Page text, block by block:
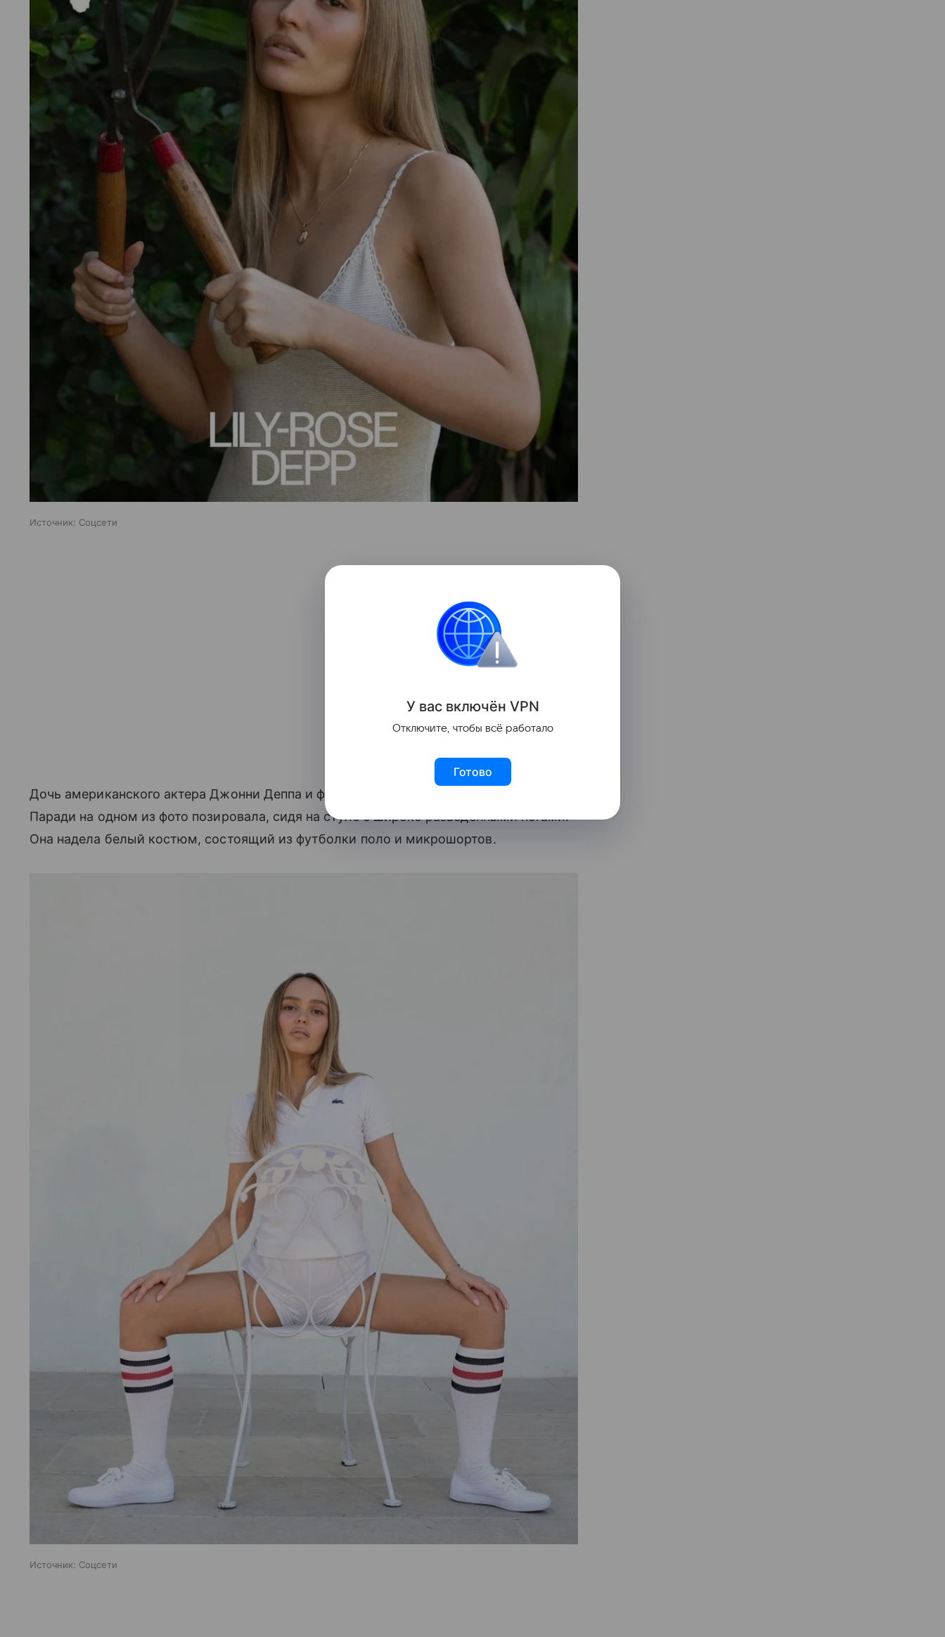
Источник: Соцсети
Дочь американского актера Джонни Деппа и французской певицы и актрисы Ванессы
Паради на одном из фото позировала, сидя на стуле с широко разведенными ногами.
Она надела белый костюм, состоящий из футболки поло и микрошортов.
Источник: Соцсети
У вас включён VPN
Отключите, чтобы всё работало
Готово